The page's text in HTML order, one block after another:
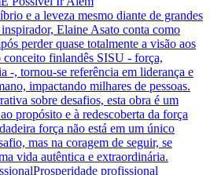
e a leveza mesmo diante de grandes
Elaine Asato conta como
perder quase totalmente a visão aos
conceito finlandês SISU - força,
-, tornou-se referência em liderança e
impactando milhares de pessoas.
sobre desafios, esta obra é um
propósito e à redescoberta da força
força não está em um único
mas na coragem de seguir, se
vida autêntica e extraordinária.
Prosperidade profissional